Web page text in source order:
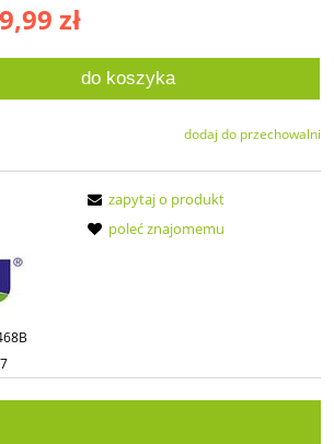
zł
do koszyka
dodaj do przechowalni
zapytaj o produkt
poleć znajomemu